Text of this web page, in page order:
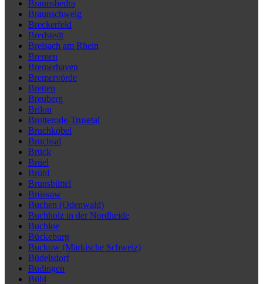
Braunsbedra
Braunschweig
Breckerfeld
Bredstedt
Breisach am Rhein
Bremen
Bremerhaven
Bremervörde
Bretten
Breuberg
Brilon
Brotterode-Trusetal
Bruchköbel
Bruchsal
Brück
Brüel
Brühl
Brunsbüttel
Brüssow
Buchen (Odenwald)
Buchholz in der Nordheide
Buchloe
Bückeburg
Buckow (Märkische Schweiz)
Büdelsdorf
Büdingen
Bühl